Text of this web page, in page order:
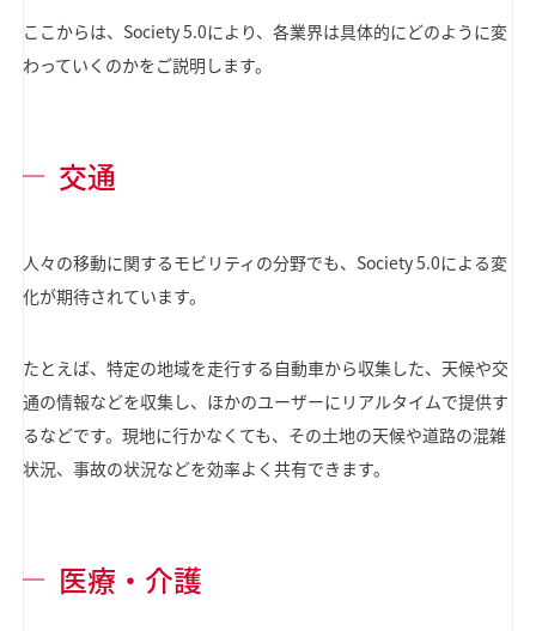
ここからは、Society 5.0により、各業界は具体的にどのように変
わっていくのかをご説明します。
交通
人々の移動に関するモビリティの分野でも、Society 5.0による変
化が期待されています。
たとえば、特定の地域を走行する自動車から収集した、天候や交
通の情報などを収集し、ほかのユーザーにリアルタイムで提供す
るなどです。現地に行かなくても、その土地の天候や道路の混雑
状況、事故の状況などを効率よく共有できます。
医療・介護